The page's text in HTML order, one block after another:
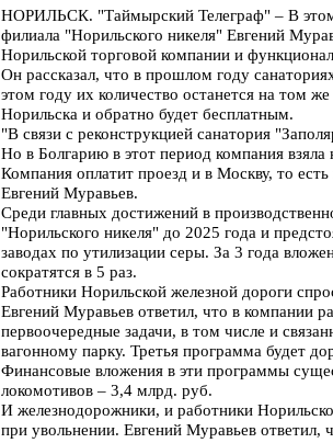
НОРИЛЬСК. "Таймырский Телеграф" – В этом
филиала "Норильского никеля" Евгений
Норильской торговой компании и
Он рассказал, что в прошлом году
этом году их количество останется на том
Норильска и обратно будет бесплатным.
"В связи с реконструкцией санатория
Но в Болгарию в этот период компания
Компания оплатит проезд и в Москву, то
Евгений Муравьев.
Среди главных достижений в
"Норильского никеля" до 2025 года и
заводах по утилизации серы. За 3 года
сократятся в 5 раз.
Работники Норильской железной дороги
Евгений Муравьев ответил, что в компании
первоочередные задачи, в том числе и
вагонному парку. Третья программа будет
Финансовые вложения в эти программы
локомотивов – 3,4 млрд. руб.
И железнодорожники, и работники
при увольнении. Евгений Муравьев